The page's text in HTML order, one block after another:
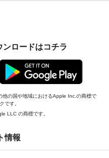
ロードはコチラ
の国や地域におけるApple Inc.の商標で
です。
LLC の商標です。
情報